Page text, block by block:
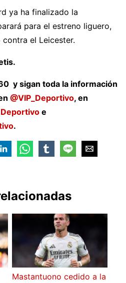
ya ha finalizado la
para el estreno liguero,
el Leicester.
y sigan toda la información
@VIP_Deportivo, en
Deportivo e
.
Mastantuono cedido a la